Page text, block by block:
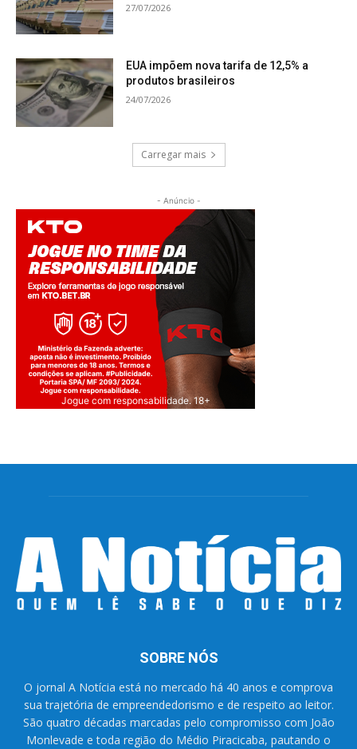
27/07/2026
EUA impõem nova tarifa de 12,5% a
produtos brasileiros
24/07/2026
Carregar mais
- Anúncio -
Jogue com responsabilidade. 18+
SOBRE NÓS
O jornal A Notícia está no mercado há 40 anos e comprova
sua trajetória de empreendedorismo e de respeito ao leitor.
São quatro décadas marcadas pelo compromisso com João
Monlevade e toda região do Médio Piracicaba, pautando o